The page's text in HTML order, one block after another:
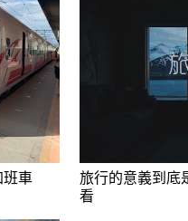
班車
旅行的意義到底
看